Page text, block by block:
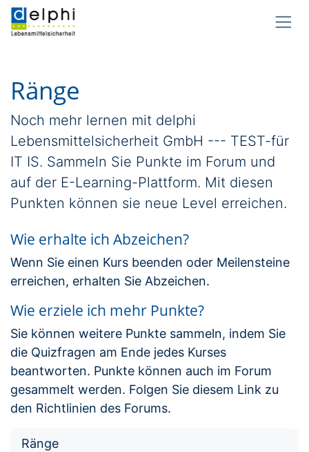
Zum Inhalt springen
Ränge
Noch mehr lernen mit delphi
Lebensmittelsicherheit GmbH --- TEST-für
IT IS. Sammeln Sie Punkte im Forum und
auf der E-Learning-Plattform. Mit diesen
Punkten können sie neue Level erreichen.
Wie erhalte ich Abzeichen?
Wenn Sie einen Kurs beenden oder Meilensteine
erreichen, erhalten Sie Abzeichen.
Wie erziele ich mehr Punkte?
Sie können weitere Punkte sammeln, indem Sie
die Quizfragen am Ende jedes Kurses
beantworten. Punkte können auch im Forum
gesammelt werden. Folgen Sie diesem Link zu
den Richtlinien des Forums.
Ränge